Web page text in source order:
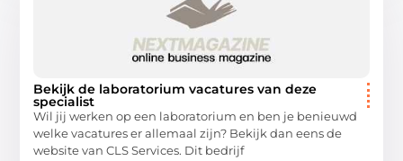
Bekijk de laboratorium vacatures van deze
specialist
Wil jij werken op een laboratorium en ben je benieuwd
welke vacatures er allemaal zijn? Bekijk dan eens de
website van CLS Services. Dit bedrijf